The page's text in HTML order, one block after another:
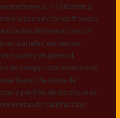
a la política de protección
en la
, igualmente,
sobre mis derechos
suprimir, solicitar
y ii) finalidad, presentar
de
y en
celebremos, iii) informe a
la presunción de fraudes,
del terrorismo iv)
actuariales, encuestas,
y en general
de campo relacionado con
bases de datos de
y perfiles de los titulares
de satisfacción.